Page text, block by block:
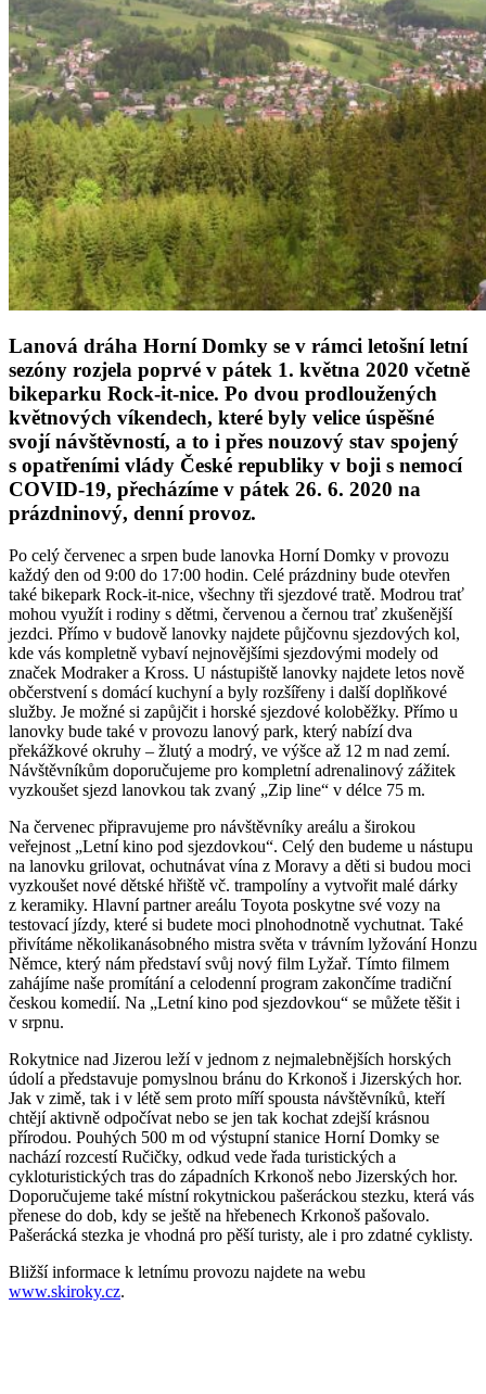
Lanová dráha Horní Domky se v rámci letošní letní
sezóny rozjela poprvé v pátek 1. května 2020 včetně
bikeparku Rock-it-nice. Po dvou prodloužených
květnových víkendech, které byly velice úspěšné
svojí návštěvností, a to i přes nouzový stav spojený
s opatřeními vlády České republiky v boji s nemocí
COVID-19, přecházíme v pátek 26. 6. 2020 na
prázdninový, denní provoz.
Po celý červenec a srpen bude lanovka Horní Domky v provozu
každý den od 9:00 do 17:00 hodin. Celé prázdniny bude otevřen
také bikepark Rock-it-nice, všechny tři sjezdové tratě. Modrou trať
mohou využít i rodiny s dětmi, červenou a černou trať zkušenější
jezdci. Přímo v budově lanovky najdete půjčovnu sjezdových kol,
kde vás kompletně vybaví nejnovějšími sjezdovými modely od
značek Modraker a Kross. U nástupiště lanovky najdete letos nově
občerstvení s domácí kuchyní a byly rozšířeny i další doplňkové
služby. Je možné si zapůjčit i horské sjezdové koloběžky. Přímo u
lanovky bude také v provozu lanový park, který nabízí dva
překážkové okruhy – žlutý a modrý, ve výšce až 12 m nad zemí.
Návštěvníkům doporučujeme pro kompletní adrenalinový zážitek
vyzkoušet sjezd lanovkou tak zvaný „Zip line“ v délce 75 m.
Na červenec připravujeme pro návštěvníky areálu a širokou
veřejnost „Letní kino pod sjezdovkou“. Celý den budeme u nástupu
na lanovku grilovat, ochutnávat vína z Moravy a děti si budou moci
vyzkoušet nové dětské hřiště vč. trampolíny a vytvořit malé dárky
z keramiky. Hlavní partner areálu Toyota poskytne své vozy na
testovací jízdy, které si budete moci plnohodnotně vychutnat. Také
přivítáme několikanásobného mistra světa v trávním lyžování Honzu
Němce, který nám představí svůj nový film Lyžař. Tímto filmem
zahájíme naše promítání a celodenní program zakončíme tradiční
českou komedií. Na „Letní kino pod sjezdovkou“ se můžete těšit i
v srpnu.
Rokytnice nad Jizerou leží v jednom z nejmalebnějších horských
údolí a představuje pomyslnou bránu do Krkonoš i Jizerských hor.
Jak v zimě, tak i v létě sem proto míří spousta návštěvníků, kteří
chtějí aktivně odpočívat nebo se jen tak kochat zdejší krásnou
přírodou. Pouhých 500 m od výstupní stanice Horní Domky se
nachází rozcestí Ručičky, odkud vede řada turistických a
cykloturistických tras do západních Krkonoš nebo Jizerských hor.
Doporučujeme také místní rokytnickou pašeráckou stezku, která vás
přenese do dob, kdy se ještě na hřebenech Krkonoš pašovalo.
Pašerácká stezka je vhodná pro pěší turisty, ale i pro zdatné cyklisty.
Bližší informace k letnímu provozu najdete na webu
www.skiroky.cz.